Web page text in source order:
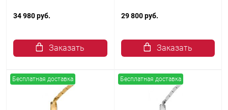
34 980 руб.
Заказать
29 800 руб.
Заказать
Бесплатная доставка Бесплатная доставка